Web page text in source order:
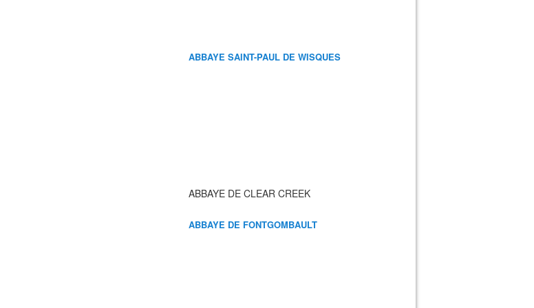
ABBAYE SAINT-PAUL DE WISQUES
ABBAYE DE CLEAR CREEK
ABBAYE DE FONTGOMBAULT